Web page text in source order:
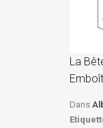
La
Dans